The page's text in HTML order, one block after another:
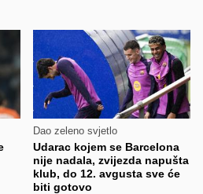
Dao zeleno svjetlo
Udarac kojem se Barcelona
nije nadala, zvijezda napušta
klub, do 12. avgusta sve će
biti gotovo